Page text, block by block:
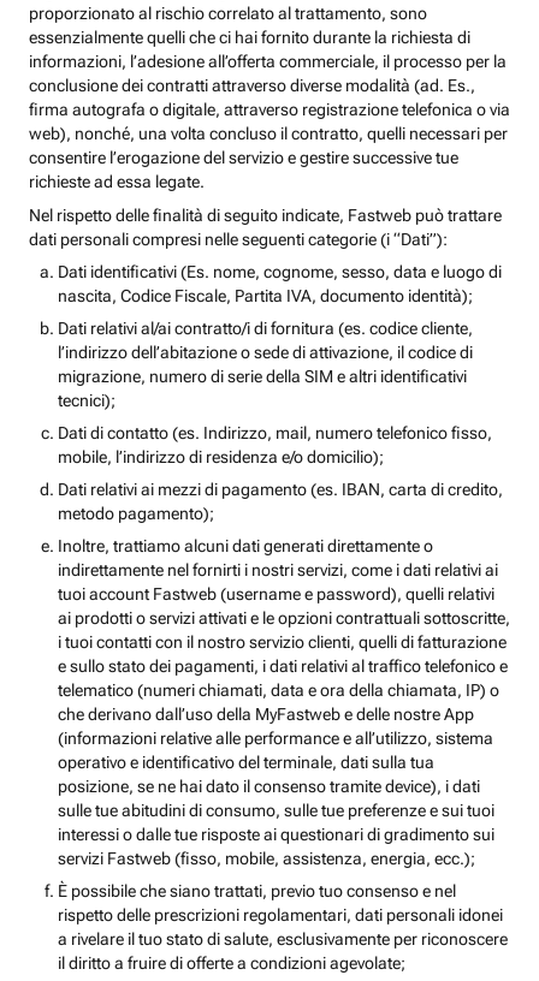
proporzionato al rischio correlato al trattamento, sono
essenzialmente quelli che ci hai fornito durante la richiesta di
informazioni, l’adesione all’offerta commerciale, il processo per la
conclusione dei contratti attraverso diverse modalità (ad. Es.,
firma autografa o digitale, attraverso registrazione telefonica o via
web), nonché, una volta concluso il contratto, quelli necessari per
consentire l’erogazione del servizio e gestire successive tue
richieste ad essa legate.
Nel rispetto delle finalità di seguito indicate, Fastweb può trattare
dati personali compresi nelle seguenti categorie (i “Dati”):
Dati identificativi (Es. nome, cognome, sesso, data e luogo di
nascita, Codice Fiscale, Partita IVA, documento identità);
Dati relativi al/ai contratto/i di fornitura (es. codice cliente,
l’indirizzo dell’abitazione o sede di attivazione, il codice di
migrazione, numero di serie della SIM e altri identificativi
tecnici);
Dati di contatto (es. Indirizzo, mail, numero telefonico fisso,
mobile, l’indirizzo di residenza e/o domicilio);
Dati relativi ai mezzi di pagamento (es. IBAN, carta di credito,
metodo pagamento);
Inoltre, trattiamo alcuni dati generati direttamente o
indirettamente nel fornirti i nostri servizi, come i dati relativi ai
tuoi account Fastweb (username e password), quelli relativi
ai prodotti o servizi attivati e le opzioni contrattuali sottoscritte,
i tuoi contatti con il nostro servizio clienti, quelli di fatturazione
e sullo stato dei pagamenti, i dati relativi al traffico telefonico e
telematico (numeri chiamati, data e ora della chiamata, IP) o
che derivano dall’uso della MyFastweb e delle nostre App
(informazioni relative alle performance e all’utilizzo, sistema
operativo e identificativo del terminale, dati sulla tua
posizione, se ne hai dato il consenso tramite device), i dati
sulle tue abitudini di consumo, sulle tue preferenze e sui tuoi
interessi o dalle tue risposte ai questionari di gradimento sui
servizi Fastweb (fisso, mobile, assistenza, energia, ecc.);
È possibile che siano trattati, previo tuo consenso e nel
rispetto delle prescrizioni regolamentari, dati personali idonei
a rivelare il tuo stato di salute, esclusivamente per riconoscere
il diritto a fruire di offerte a condizioni agevolate;